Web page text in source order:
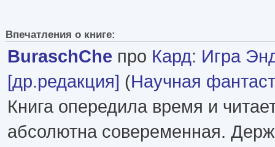
Впечатления о книге:
BuraschChe про Кард: Игра
[др.редакция] (Научная
Книга опередила время и
абсолютна совеременная.